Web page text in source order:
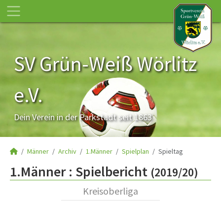
SV Grün-Weiß Wörlitz
e.V.
Dein Verein in der Parkstadt seit 1863
Männer Archiv 1.Männer Spielplan Spieltag
1.Männer : Spielbericht (2019/20)
Kreisoberliga